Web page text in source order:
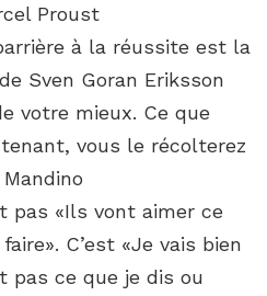
Proust
à la réussite est la
Sven Goran Eriksson
votre mieux. Ce que
vous le récolterez
pas «Ils vont aimer ce
C’est «Je vais bien
pas ce que je dis ou